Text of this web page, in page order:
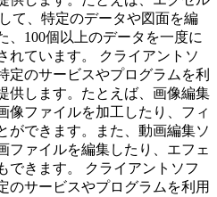
て、特定のデータや図面を編
、100個以上のデータを一度に
れています。 クライアントソ
定のサービスやプログラムを利
供します。たとえば、画像編集
像ファイルを加工したり、フィ
ができます。また、動画編集ソ
ファイルを編集したり、エフェ
できます。 クライアントソフ
のサービスやプログラムを利用